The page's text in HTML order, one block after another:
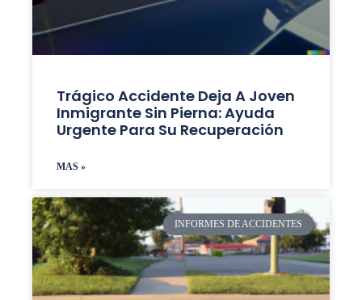
Trágico Accidente Deja A Joven
Inmigrante Sin Pierna: Ayuda
Urgente Para Su Recuperación
MAS »
INFORMES DE ACCIDENTES